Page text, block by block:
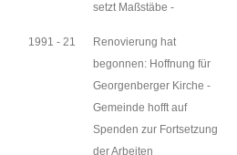
setzt Maßstäbe -
1991 - 21
Renovierung hat
begonnen: Hoffnung für
Georgenberger Kirche -
Gemeinde hofft auf
Spenden zur Fortsetzung
der Arbeiten